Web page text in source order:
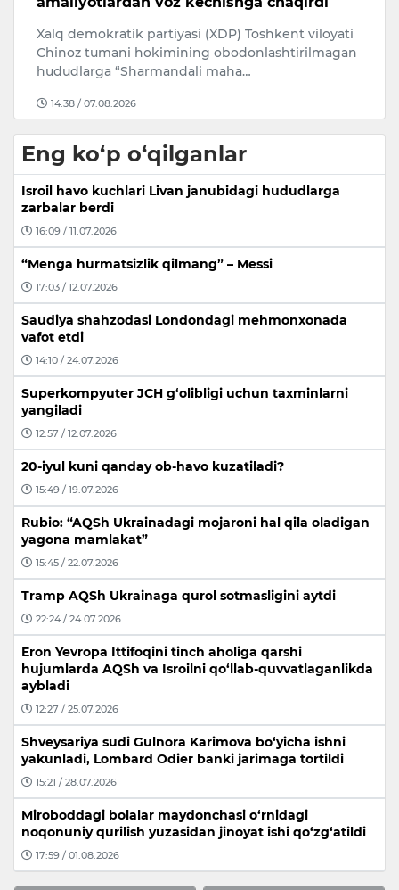
Xalq demokratik partiyasi (XDP) Toshkent viloyati
Chinoz tumani hokimining obodonlashtirilmagan
hududlarga “Sharmandali maha…
14:38 / 07.08.2026
Eng ko‘p o‘qilganlar
Isroil havo kuchlari Livan janubidagi hududlarga
zarbalar berdi
16:09 / 11.07.2026
“Menga hurmatsizlik qilmang” – Messi
17:03 / 12.07.2026
Saudiya shahzodasi Londondagi mehmonxonada
vafot etdi
14:10 / 24.07.2026
Superkompyuter JCH g‘olibligi uchun taxminlarni
yangiladi
12:57 / 12.07.2026
20-iyul kuni qanday ob-havo kuzatiladi?
15:49 / 19.07.2026
Rubio: “AQSh Ukrainadagi mojaroni hal qila oladigan
yagona mamlakat”
15:45 / 22.07.2026
Tramp AQSh Ukrainaga qurol sotmasligini aytdi
22:24 / 24.07.2026
Eron Yevropa Ittifoqini tinch aholiga qarshi
hujumlarda AQSh va Isroilni qo‘llab-quvvatlaganlikda
aybladi
12:27 / 25.07.2026
Shveysariya sudi Gulnora Karimova bo‘yicha ishni
yakunladi, Lombard Odier banki jarimaga tortildi
15:21 / 28.07.2026
Miroboddagi bolalar maydonchasi o‘rnidagi
noqonuniy qurilish yuzasidan jinoyat ishi qo‘zg‘atildi
17:59 / 01.08.2026